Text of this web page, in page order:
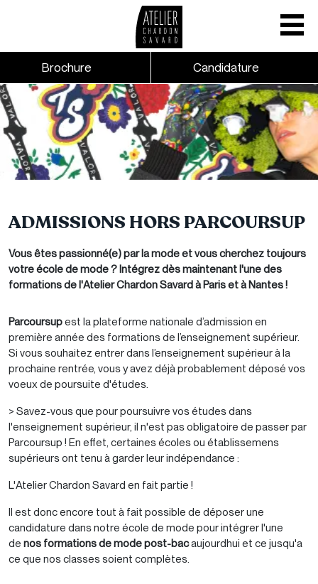
Skip to main content
Brochure Candidature
ADMISSIONS HORS PARCOURSUP
Vous êtes passionné(e) par la mode et vous cherchez toujours
votre école de mode ? Intégrez dès maintenant l'une des
formations de l'Atelier Chardon Savard à Paris et à Nantes !
Parcoursupest la plateforme nationale d’admission en
première année des formations de l’enseignement supérieur.
Si vous souhaitez entrer dans l’enseignement supérieur à la
prochaine rentrée, vous y avez déjà probablement déposé vos
voeux de poursuite d'études.
> Savez-vous que pour poursuivre vos études dans
l'enseignement supérieur, il n'est pas obligatoire de passer par
Parcoursup ! En effet, certaines écoles ou établissemens
supérieurs ont tenu à garder leur indépendance :
L'Atelier Chardon Savard en fait partie !
Il est donc encore tout à fait possible de déposer une
candidature dans notre école de mode pour intégrer l'une
de nos formations de mode post-bacaujourdhui et ce jusqu'a
ce que nos classes soient complètes.